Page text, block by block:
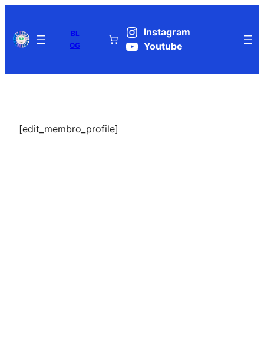
para
BL
OG
Instagram
Youtube
[edit_membro_profile]